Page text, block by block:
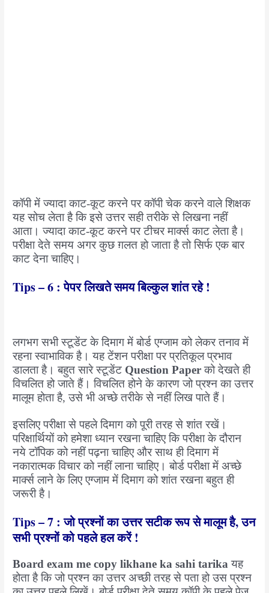
कॉपी में ज्यादा काट-कूट करने पर कॉपी चेक करने वाले शिक्षक
यह सोच लेता है कि इसे उत्तर सही तरीके से लिखना नहीं
आता। ज्यादा काट-कूट करने पर टीचर मार्क्स काट लेता है।
परीक्षा देते समय अगर कुछ ग़लत हो जाता है तो सिर्फ एक बार
काट देना चाहिए।
Tips – 6 : पेपर लिखते समय बिल्कुल शांत रहे !
लगभग सभी स्टूडेंट के दिमाग में बोर्ड एग्जाम को लेकर तनाव में
रहना स्वाभाविक है। यह टेंशन परीक्षा पर प्रतिकूल प्रभाव
डालता है। बहुत सारे स्टूडेंट Question Paperको देखते ही
विचलित हो जाते हैं। विचलित होने के कारण जो प्रश्न का उत्तर
मालूम होता है, उसे भी अच्छे तरीके से नहीं लिख पाते हैं।
इसलिए परीक्षा से पहले दिमाग को पूरी तरह से शांत रखें।
परिक्षार्थियों को हमेशा ध्यान रखना चाहिए कि परीक्षा के दौरान
नये टॉपिक को नहीं पढ़ना चाहिए और साथ ही दिमाग में
नकारात्मक विचार को नहीं लाना चाहिए। बोर्ड परीक्षा में अच्छे
मार्क्स लाने के लिए एग्जाम में दिमाग को शांत रखना बहुत ही
जरूरी है।
Tips – 7 : जो प्रश्नों का उत्तर सटीक रूप से मालूम है, उन
सभी प्रश्नों को पहले हल करें !
Board exam me copy likhane ka sahi tarika यह
होता है कि जो प्रश्न का उत्तर अच्छी तरह से पता हो उस प्रश्न